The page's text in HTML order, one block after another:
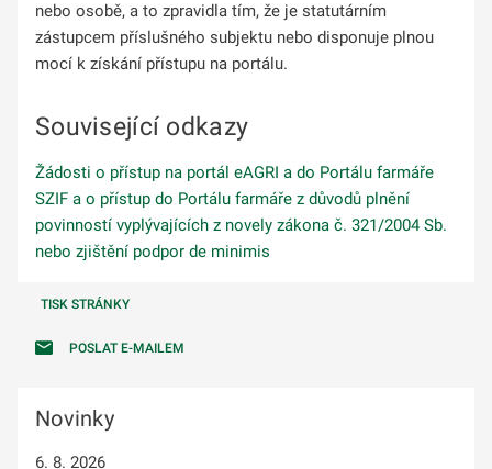
nebo osobě, a to zpravidla tím, že je statutárním
zástupcem příslušného subjektu nebo disponuje plnou
mocí k získání přístupu na portálu.
Související odkazy
Žádosti o přístup na portál eAGRI a do Portálu farmáře
SZIF a o přístup do Portálu farmáře z důvodů plnění
povinností vyplývajících z novely zákona č. 321/2004 Sb.
nebo zjištění podpor de minimis
TISK STRÁNKY
POSLAT E-MAILEM
Novinky
6. 8. 2026